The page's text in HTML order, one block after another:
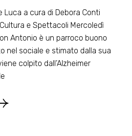
Luca a cura di Debora Conti
Cultura e Spettacoli Mercoledì
Antonio è un parroco buono
nel sociale e stimato dalla sua
colpito dall’Alzheimer